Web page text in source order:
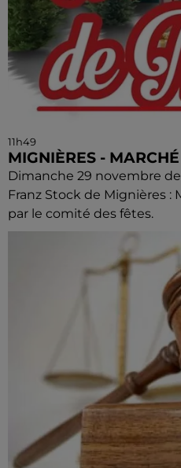
11h49
MIGNIÈRES -
Dimanche 29 novembre
Franz Stock de Mignières :
par le comité des fêtes.